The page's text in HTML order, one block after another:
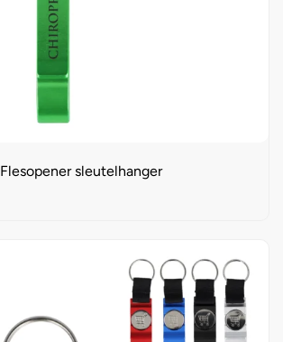
Flesopener sleutelhanger